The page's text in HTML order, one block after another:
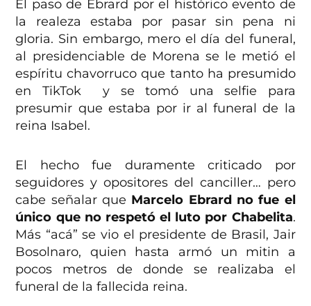
El paso de Ebrard por el histórico evento de
la realeza estaba por pasar sin pena ni
gloria. Sin embargo, mero el día del funeral,
al presidenciable de Morena se le metió el
espíritu chavorruco que tanto ha presumido
en TikTok y se tomó una selfie para
presumir que estaba por ir al funeral de la
reina Isabel.
El hecho fue duramente criticado por
seguidores y opositores del canciller… pero
cabe señalar que Marcelo Ebrard no fue el
único que no respetó el luto por Chabelita.
Más “acá” se vio el presidente de Brasil, Jair
Bosolnaro, quien hasta armó un mitin a
pocos metros de donde se realizaba el
funeral de la fallecida reina.